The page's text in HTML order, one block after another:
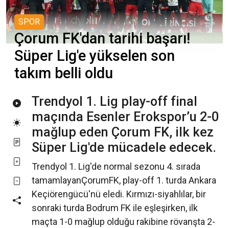
SPOR
Çorum FK'dan tarihi başarı!
Süper Lig'e yükselen son
takım belli oldu
Trendyol 1. Lig play-off final
maçında Esenler Erokspor’u 2-0
mağlup eden Çorum FK, ilk kez
Süper Lig'de mücadele edecek.
Trendyol 1. Lig'de normal sezonu 4. sırada
tamamlayanÇorumFK, play-off 1. turda Ankara
Keçiörengücü'nü eledi. Kırmızı-siyahlılar, bir
sonraki turda Bodrum FK ile eşleşirken, ilk
maçta 1-0 mağlup olduğu rakibine rövanşta 2-